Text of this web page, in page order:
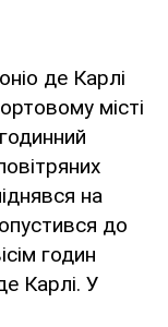
де Карлі
місті
на
до
годин
Карлі. У